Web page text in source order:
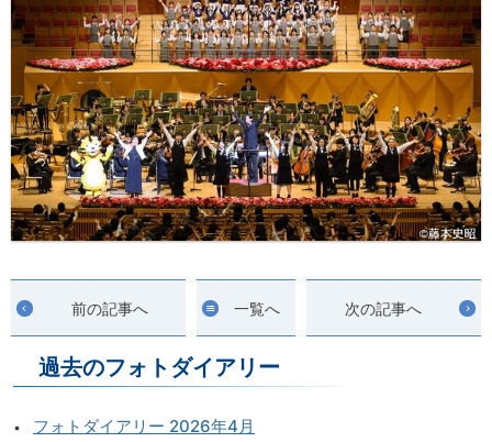
前の記事へ 一覧へ 次の記事へ
過去のフォトダイアリー
フォトダイアリー 2026年4月